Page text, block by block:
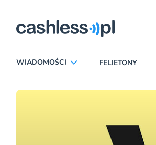
Partnerzy merytoryczni
WIADOMOŚCI
ANALIZY
KARTY
FELIETONY